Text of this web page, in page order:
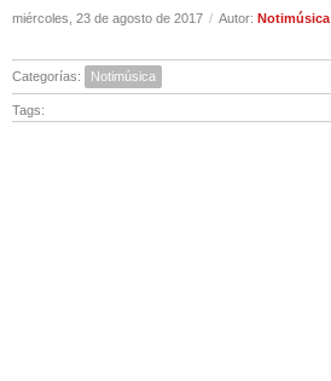
miércoles, 23 de agosto de 2017 / Autor: Notimúsica
Categorías: Notimúsica
Tags: